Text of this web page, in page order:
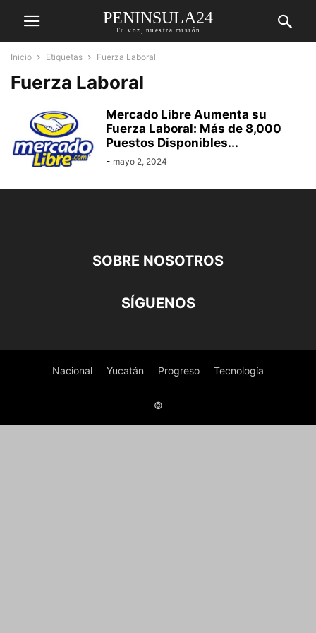
PENINSULA24
Tu voz, nuestra misión
Inicio Etiquetas Fuerza Laboral
Fuerza Laboral
Mercado Libre Aumenta su
Fuerza Laboral: Más de 8,000
Puestos Disponibles...
- mayo 2, 2024
SOBRE NOSOTROS
SÍGUENOS
Nacional Yucatán Progreso Tecnología
©